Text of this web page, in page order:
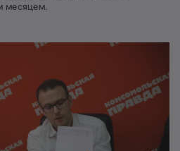
месяцем.